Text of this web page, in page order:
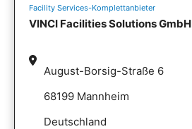
Facility Services-Komplettanbieter
VINCI Facilities Solutions GmbH
August-Borsig-Straße 6
68199 Mannheim
Deutschland